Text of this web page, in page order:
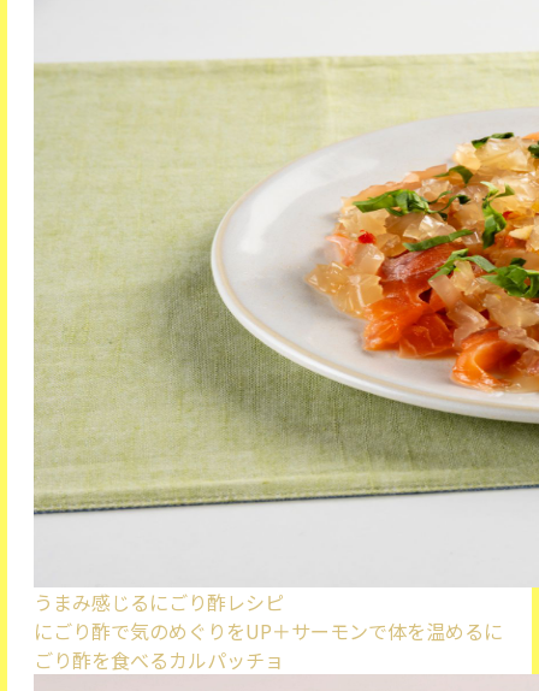
うまみ感じるにごり酢レシピ
にごり酢で気のめぐりをUP＋サーモンで体を温めるに
ごり酢を食べるカルパッチョ